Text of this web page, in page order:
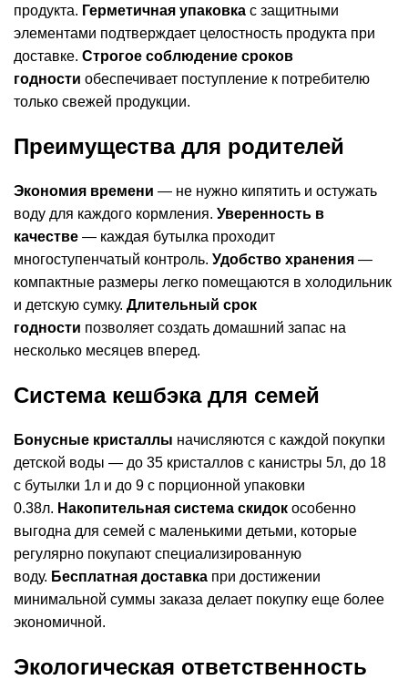
продукта. Герметичная упаковка с защитными
элементами подтверждает целостность продукта при
доставке. Строгое соблюдение сроков
годности обеспечивает поступление к потребителю
только свежей продукции.
Преимущества для родителей
Экономия времени — не нужно кипятить и остужать
воду для каждого кормления. Уверенность в
качестве — каждая бутылка проходит
многоступенчатый контроль. Удобство хранения —
компактные размеры легко помещаются в холодильник
и детскую сумку. Длительный срок
годности позволяет создать домашний запас на
несколько месяцев вперед.
Система кешбэка для семей
Бонусные кристаллы начисляются с каждой покупки
детской воды — до 35 кристаллов с канистры 5л, до 18
с бутылки 1л и до 9 с порционной упаковки
0.38л. Накопительная система скидок особенно
выгодна для семей с маленькими детьми, которые
регулярно покупают специализированную
воду. Бесплатная доставка при достижении
минимальной суммы заказа делает покупку еще более
экономичной.
Экологическая ответственность